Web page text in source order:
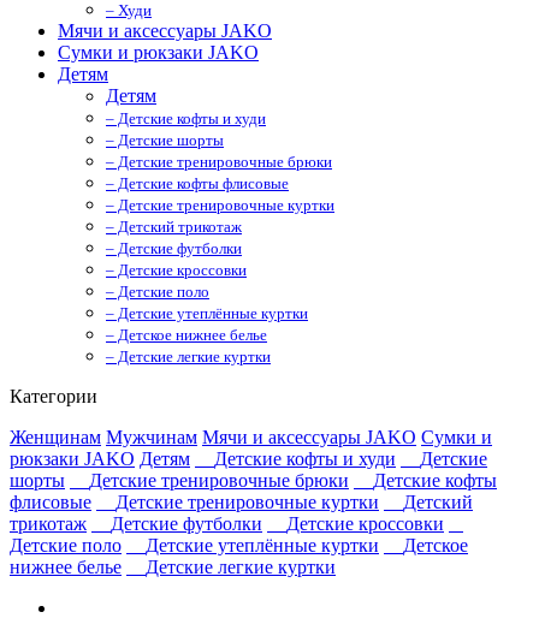
– Худи
Мячи и аксессуары JAKO
Сумки и рюкзаки JAKO
Детям
Детям
– Детские кофты и худи
– Детские шорты
– Детские тренировочные брюки
– Детские кофты флисовые
– Детские тренировочные куртки
– Детский трикотаж
– Детские футболки
– Детские кроссовки
– Детские поло
– Детские утеплённые куртки
– Детское нижнее белье
– Детские легкие куртки
Категории
Женщинам Мужчинам Мячи и аксессуары JAKO Сумки и
рюкзаки JAKO Детям Детские кофты и худи
Детские
шорты
Детские тренировочные брюки
Детские кофты
флисовые
Детские тренировочные куртки
Детский
трикотаж
Детские футболки
Детские кроссовки
Детские поло
Детские утеплённые куртки
Детское
нижнее белье
Детские легкие куртки